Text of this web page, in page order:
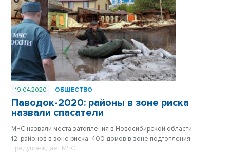
19.04.2020 ОБЩЕСТВО
Паводок-2020: районы в зоне риска
назвали спасатели
МЧС назвали места затопления в Новосибирской области –
12 районов в зоне риска. 400 домов в зоне подтопления,
предупреждает МЧС.